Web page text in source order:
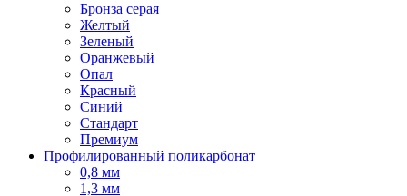
Бронза серая
Желтый
Зеленый
Оранжевый
Опал
Красный
Синий
Стандарт
Премиум
Профилированный поликарбонат
0,8 мм
1,3 мм